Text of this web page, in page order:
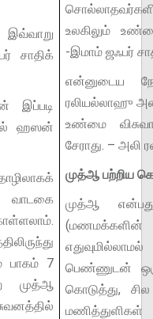
சாதிக்
இப்படி
ஹஸன்
வாடகை
பாகம் 7
முத்ஆ
உலகிலும்
-இமாம் ஜஃபர்
என்னுடைய
ரலியல்லாஹு
உண்மை
சேராது. – அலி
முத்ஆ பற்றிய
முத்ஆ
(மணமக்களின்
பெண்ணுடன்
கொடுத்து,